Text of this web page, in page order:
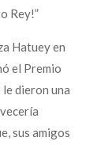
Rey!”
Hatuey en
el Premio
dieron una
sus amigos